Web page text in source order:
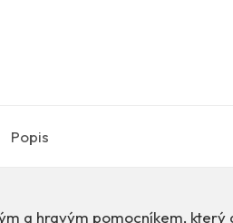
Popis
a hravým pomocníkem, který